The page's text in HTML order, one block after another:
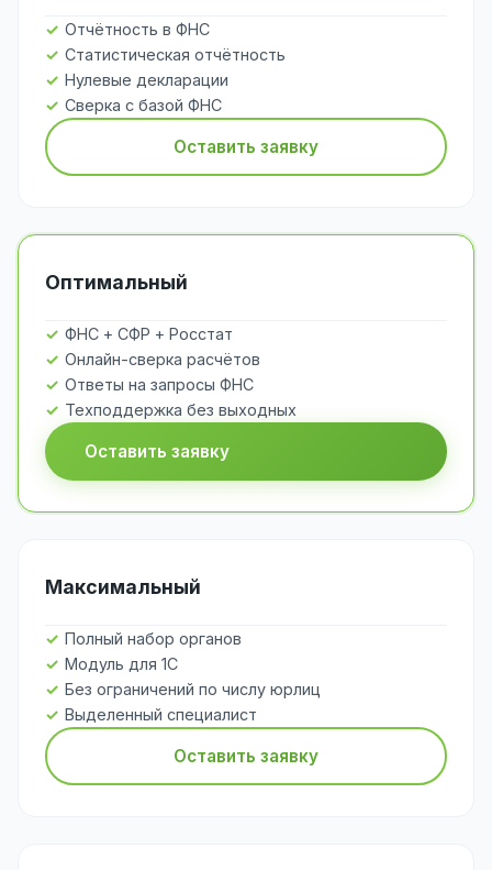
Отчётность в ФНС
Статистическая отчётность
Нулевые декларации
Сверка с базой ФНС
Оставить заявку
Оптимальный
ФНС + СФР + Росстат
Онлайн-сверка расчётов
Ответы на запросы ФНС
Техподдержка без выходных
Оставить заявку
Максимальный
Полный набор органов
Модуль для 1С
Без ограничений по числу юрлиц
Выделенный специалист
Оставить заявку